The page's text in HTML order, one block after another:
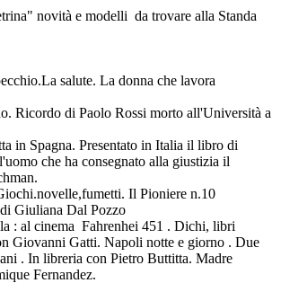
novità e modelli da trovare alla Standa
salute. La donna che lavora
Ricordo di Paolo Rossi morto all'Università a
in Spagna. Presentato in Italia il libro di
che ha consegnato alla giustizia il
Il Pioniere n.10
Giuliana Dal Pozzo
: al cinema Fahrenhei 451 . Dichi, libri
Giovanni Gatti. Napoli notte e giorno . Due
. In libreria con Pietro Buttitta. Madre
Fernandez.